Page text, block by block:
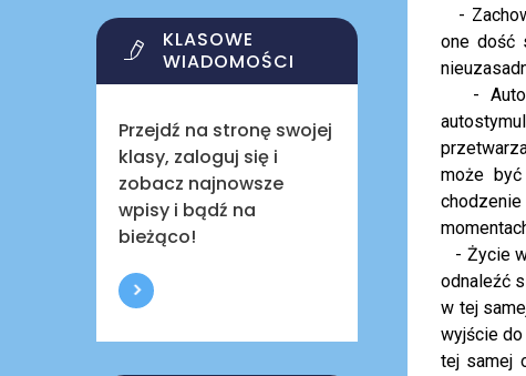
-
one dość
-
może być
- Życie
odnaleźć
w tej
wyjście
tej samej
KLASOWE
WIADOMOŚCI
Przejdź na stronę swojej
klasy, zaloguj się i
zobacz najnowsze
wpisy i bądź na
bieżąco!